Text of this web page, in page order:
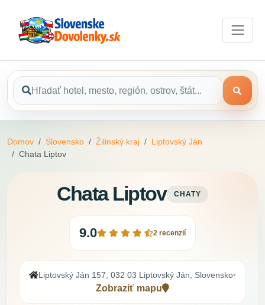
Domov Slovensko Žilinský kraj
Liptovský Ján
Chata Liptov
Chata Liptov CHATY
9.0 2 recenzií
Liptovský Ján 157, 032 03 Liptovský Ján, Slovensko•
Zobraziť mapu